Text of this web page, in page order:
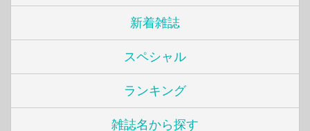
新着雑誌
スペシャル
ランキング
雑誌名から探す